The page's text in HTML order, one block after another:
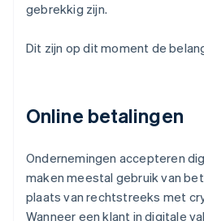
gebrekkig zijn.
Dit zijn op dit moment de
Online betalingen
Ondernemingen accepteren
maken meestal gebruik van
plaats van rechtstreeks met
Wanneer een klant in digitale